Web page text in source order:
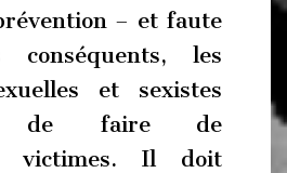
– et faute
conséquents, les
et sexistes
de faire de
victimes. Il doit